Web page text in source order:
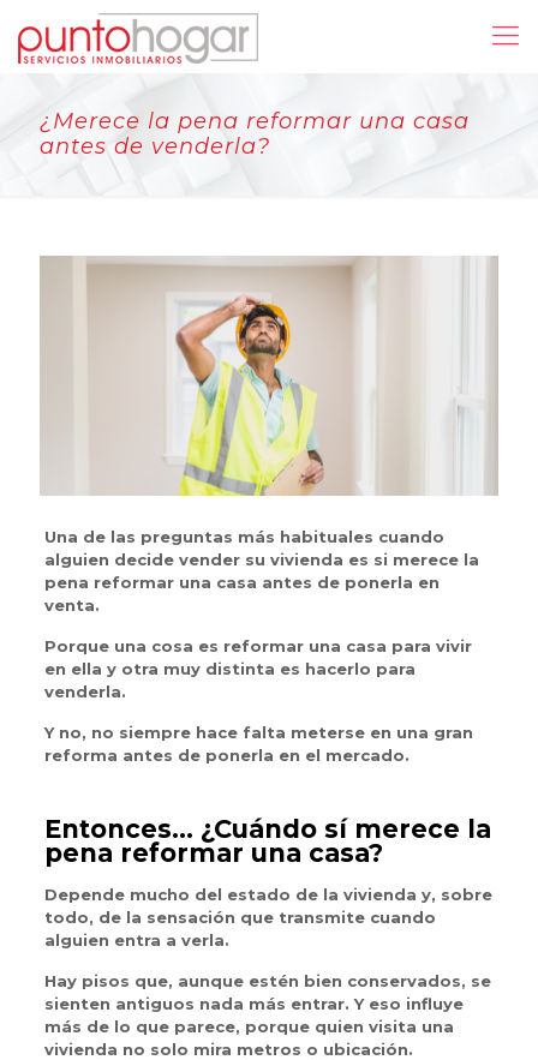
¿Merece la pena reformar una casa
antes de venderla?
Una de las preguntas más habituales cuando
alguien decide vender su vivienda es si merece la
pena reformar una casa antes de ponerla en
venta.
Porque una cosa es reformar una casa para vivir
en ella y otra muy distinta es hacerlo para
venderla.
Y no, no siempre hace falta meterse en una gran
reforma antes de ponerla en el mercado.
Entonces… ¿Cuándo sí merece la
pena reformar una casa?
Depende mucho del estado de la vivienda y, sobre
todo, de la sensación que transmite cuando
alguien entra a verla.
Hay pisos que, aunque estén bien conservados, se
sienten antiguos nada más entrar. Y eso influye
más de lo que parece, porque quien visita una
vivienda no solo mira metros o ubicación.